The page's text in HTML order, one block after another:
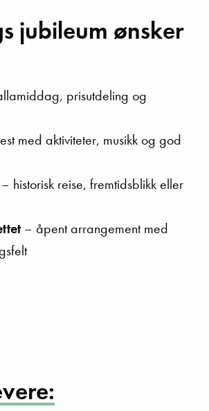
jubileum ønsker
prisutdeling og
med aktiviteter, musikk og god
historisk reise, fremtidsblikk eller
– åpent arrangement med